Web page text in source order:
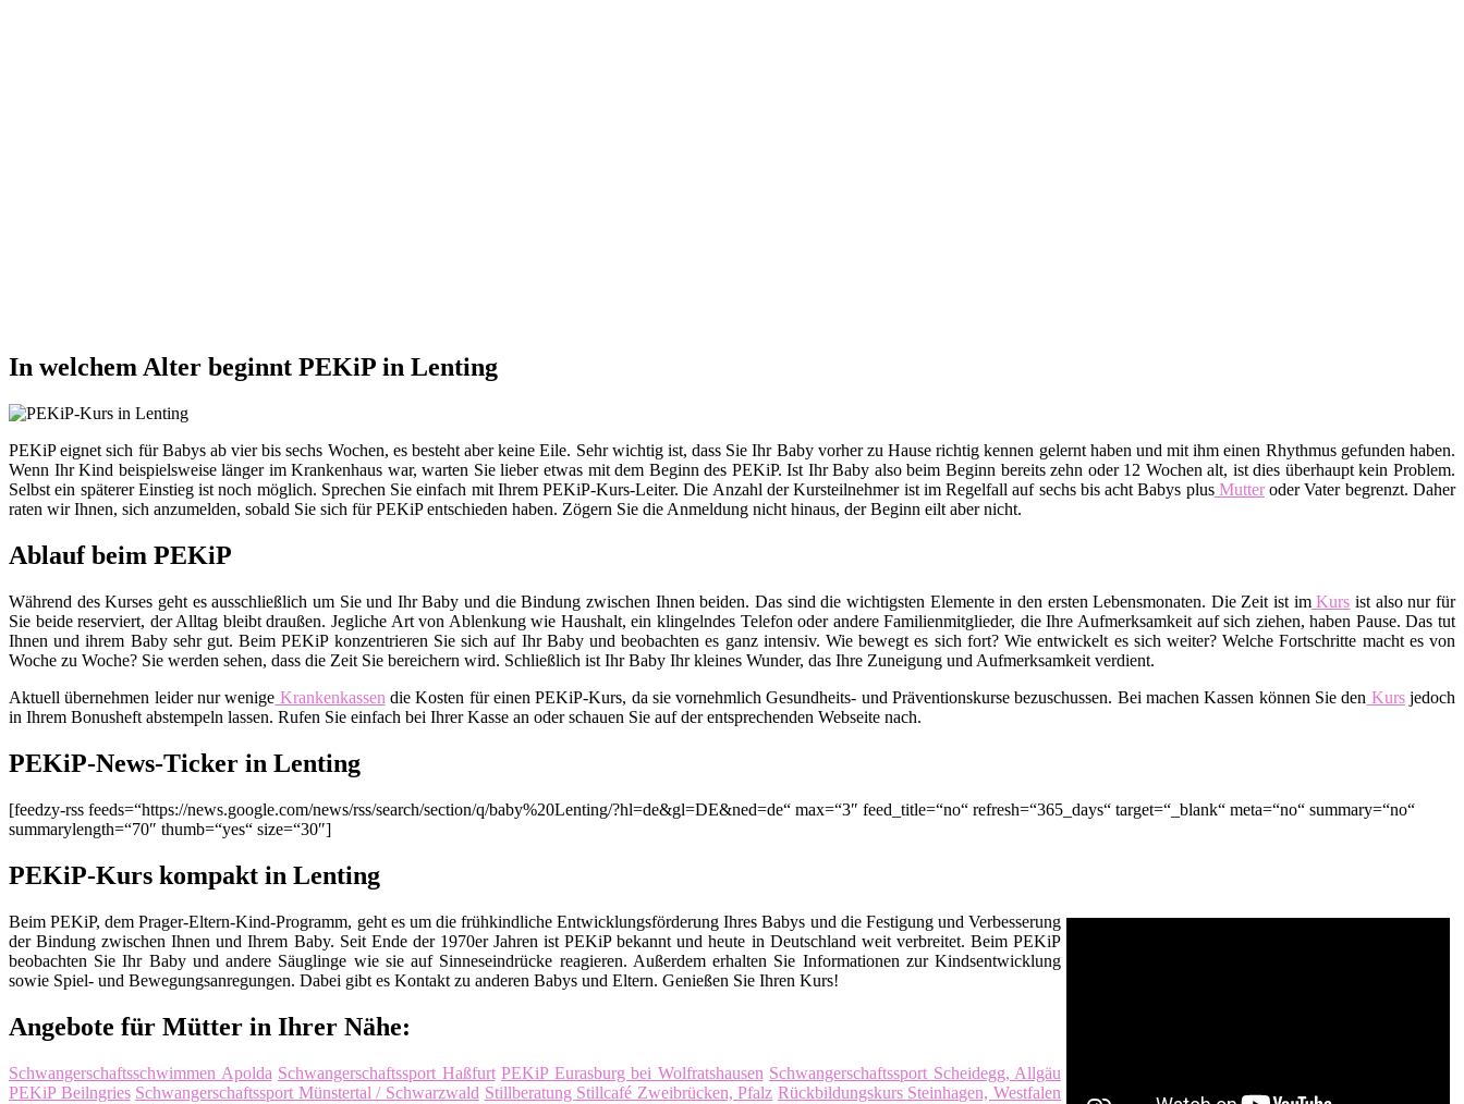
In welchem Alter beginnt PEKiP in Lenting
PEKiP eignet sich für Babys ab vier bis sechs Wochen, es besteht aber keine Eile. Sehr wichtig ist, dass Sie Ihr Baby vorher zu Hause richtig kennen gelernt haben und mit ihm einen Rhythmus gefunden haben.
Wenn Ihr Kind beispielsweise länger im Krankenhaus war, warten Sie lieber etwas mit dem Beginn des PEKiP. Ist Ihr Baby also beim Beginn bereits zehn oder 12 Wochen alt, ist dies überhaupt kein Problem.
Selbst ein späterer Einstieg ist noch möglich. Sprechen Sie einfach mit Ihrem PEKiP-Kurs-Leiter. Die Anzahl der Kursteilnehmer ist im Regelfall auf sechs bis acht Babys plusMutteroder Vater begrenzt. Daher
raten wir Ihnen, sich anzumelden, sobald Sie sich für PEKiP entschieden haben. Zögern Sie die Anmeldung nicht hinaus, der Beginn eilt aber nicht.
Ablauf beim PEKiP
Während des Kurses geht es ausschließlich um Sie und Ihr Baby und die Bindung zwischen Ihnen beiden. Das sind die wichtigsten Elemente in den ersten Lebensmonaten. Die Zeit ist imKurs ist also nur für
Sie beide reserviert, der Alltag bleibt draußen. Jegliche Art von Ablenkung wie Haushalt, ein klingelndes Telefon oder andere Familienmitglieder, die Ihre Aufmerksamkeit auf sich ziehen, haben Pause. Das tut
Ihnen und ihrem Baby sehr gut. Beim PEKiP konzentrieren Sie sich auf Ihr Baby und beobachten es ganz intensiv. Wie bewegt es sich fort? Wie entwickelt es sich weiter? Welche Fortschritte macht es von
Woche zu Woche? Sie werden sehen, dass die Zeit Sie bereichern wird. Schließlich ist Ihr Baby Ihr kleines Wunder, das Ihre Zuneigung und Aufmerksamkeit verdient.
Aktuell übernehmen leider nur wenige Krankenkassen die Kosten für einen PEKiP-Kurs, da sie vornehmlich Gesundheits- und Präventionskurse bezuschussen. Bei machen Kassen können Sie den Kursjedoch
in Ihrem Bonusheft abstempeln lassen. Rufen Sie einfach bei Ihrer Kasse an oder schauen Sie auf der entsprechenden Webseite nach.
PEKiP-News-Ticker in Lenting
[feedzy-rss feeds=“https://news.google.com/news/rss/search/section/q/baby%20Lenting/?hl=de&gl=DE&ned=de“ max=“3″ feed_title=“no“ refresh=“365_days“ target=“_blank“ meta=“no“ summary=“no“
summarylength=“70″ thumb=“yes“ size=“30″]
PEKiP-Kurs kompakt in Lenting
Beim PEKiP, dem Prager-Eltern-Kind-Programm, geht es um die frühkindliche Entwicklungsförderung Ihres Babys und die Festigung und Verbesserung
der Bindung zwischen Ihnen und Ihrem Baby. Seit Ende der 1970er Jahren ist PEKiP bekannt und heute in Deutschland weit verbreitet. Beim PEKiP
beobachten Sie Ihr Baby und andere Säuglinge wie sie auf Sinneseindrücke reagieren. Außerdem erhalten Sie Informationen zur Kindsentwicklung
sowie Spiel- und Bewegungsanregungen. Dabei gibt es Kontakt zu anderen Babys und Eltern. Genießen Sie Ihren Kurs!
Angebote für Mütter in Ihrer Nähe:
Schwangerschaftsschwimmen Apolda Schwangerschaftssport Haßfurt PEKiP Eurasburg bei Wolfratshausen Schwangerschaftssport Scheidegg, Allgäu
PEKiP Beilngries Schwangerschaftssport Münstertal / Schwarzwald Stillberatung Stillcafé Zweibrücken, Pfalz Rückbildungskurs Steinhagen, Westfalen